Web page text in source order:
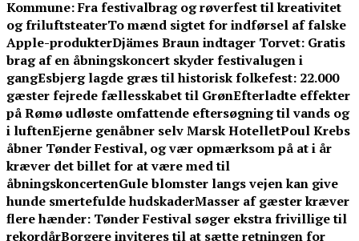
Kommune: Fra festivalbrag og røverfest til kreativitet
og friluftsteaterTo mænd sigtet for indførsel af falske
Apple-produkterDjämes Braun indtager Torvet: Gratis
brag af en åbningskoncert skyder festivalugen i
gangEsbjerg lagde græs til historisk folkefest: 22.000
gæster fejrede fællesskabet til GrønEfterladte effekter
på Rømø udløste omfattende eftersøgning til vands og
i luftenEjerne genåbner selv Marsk HotelletPoul Krebs
åbner Tønder Festival, og vær opmærksom på at i år
kræver det billet for at være med til
åbningskoncertenGule blomster langs vejen kan give
hunde smertefulde hudskaderMasser af gæster kræver
flere hænder: Tønder Festival søger ekstra frivillige til
rekordårBorgere inviteres til at sætte retningen for